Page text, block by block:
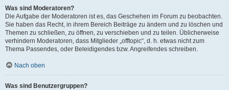
Was sind Moderatoren?
Die Aufgabe der Moderatoren ist es, das Geschehen im Forum zu beobachten.
Sie haben das Recht, in ihrem Bereich Beiträge zu ändern und zu löschen und
Themen zu schließen, zu öffnen, zu verschieben und zu teilen. Üblicherweise
verhindern Moderatoren, dass Mitglieder „offtopic“, d. h. etwas nicht zum
Thema Passendes, oder Beleidigendes bzw. Angreifendes schreiben.
Nach oben
Was sind Benutzergruppen?